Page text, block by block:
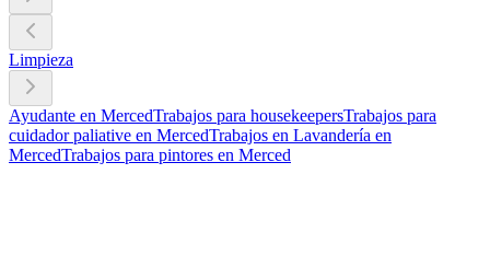
Limpieza
Ayudante en MercedTrabajos para housekeepersTrabajos para
cuidador paliative en MercedTrabajos en Lavandería en
MercedTrabajos para pintores en Merced